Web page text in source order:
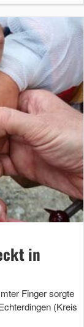
in
Finger sorgte
(Kreis